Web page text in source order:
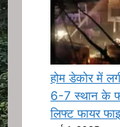
होम डेकोर में
6-7 स्थान के
लिफ्ट फायर